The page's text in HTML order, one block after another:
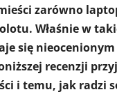
zarówno
Właśnie w
się
recenzji
i temu, jak radzi